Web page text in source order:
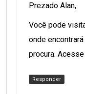
Prezado Alan,
Você pode
onde
procura.
Responder